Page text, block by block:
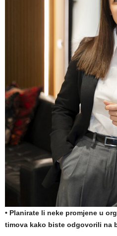
• Planirate li neke promjene u
timova kako biste odgovorili na